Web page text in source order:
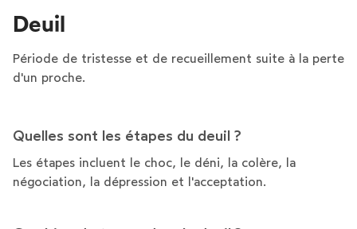
Deuil
Période de tristesse et de recueillement suite à la perte
d'un proche.
Quelles sont les étapes du deuil ?
Les étapes incluent le choc, le déni, la colère, la
négociation, la dépression et l'acceptation.